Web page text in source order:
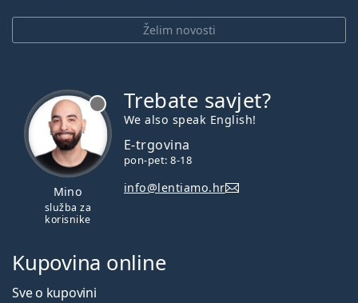
Želim novosti
Mino
služba za
korisnike
Trebate savjet?
We also speak English!
E-trgovina
pon-pet: 8-18
info@lentiamo.hr
Kupovina online
Sve o kupovini